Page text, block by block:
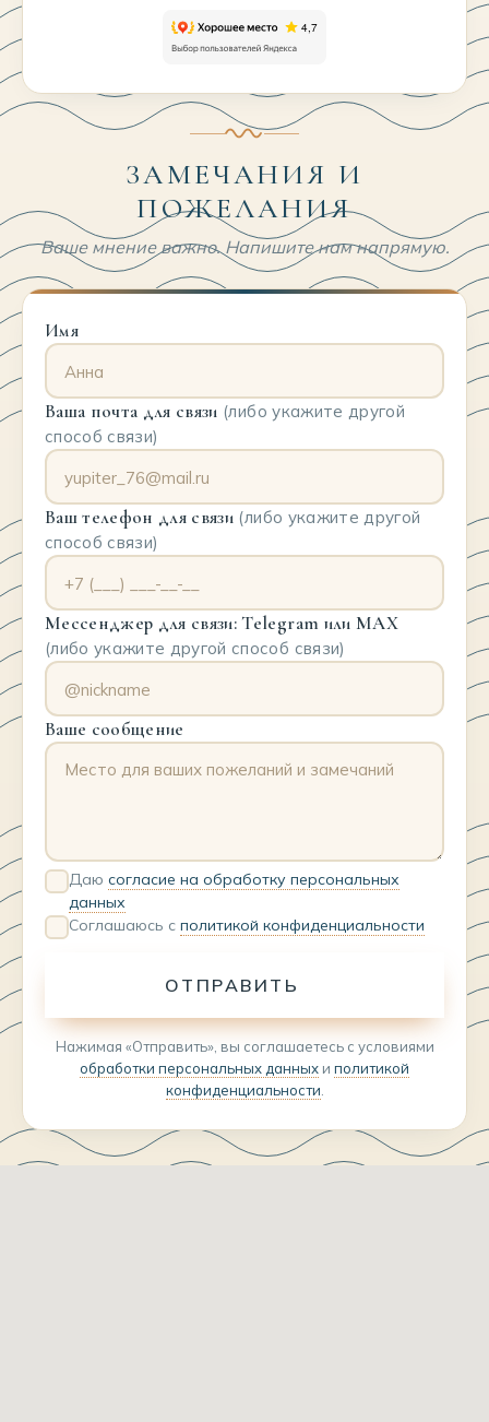
ЗАМЕЧАНИЯ И
ПОЖЕЛАНИЯ
Ваше мнение важно. Напишите нам напрямую.
Имя
Ваша почта для связи (либо укажите другой
способ связи)
Ваш телефон для связи (либо укажите другой
способ связи)
Мессенджер для связи: Telegram или MAX
(либо укажите другой способ связи)
Ваше сообщение
Даю согласие на обработку персональных
данных
Соглашаюсь с политикой конфиденциальности
ОТПРАВИТЬ
Нажимая «Отправить», вы соглашаетесь с условиями
обработки персональных данных и политикой
конфиденциальности